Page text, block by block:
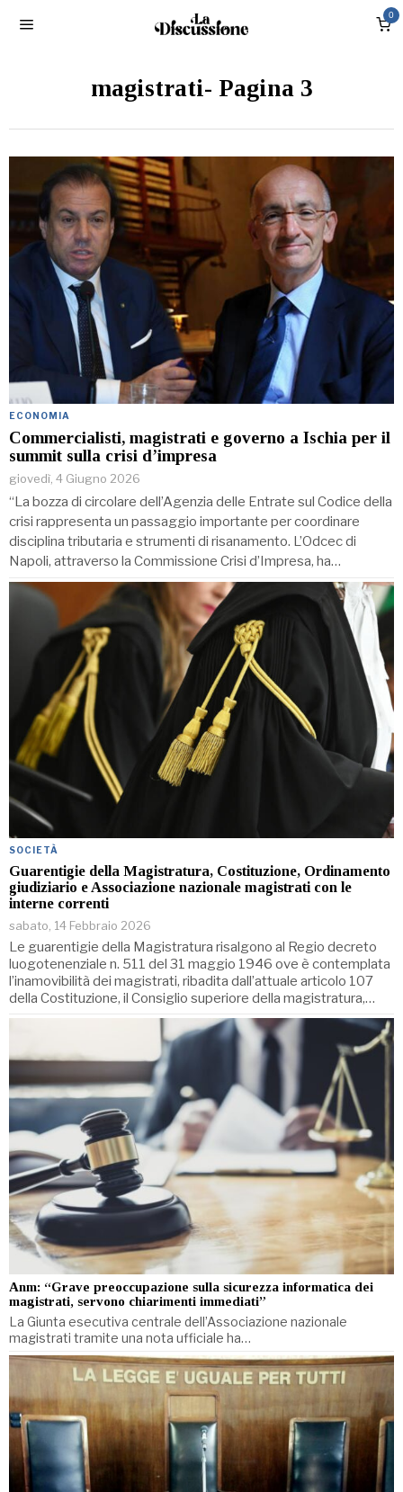
0
magistrati- Pagina 3
ECONOMIA
Commercialisti, magistrati e governo a Ischia per il
summit sulla crisi d’impresa
giovedì, 4 Giugno 2026
“La bozza di circolare dell’Agenzia delle Entrate sul Codice della
crisi rappresenta un passaggio importante per coordinare
disciplina tributaria e strumenti di risanamento. L’Odcec di
Napoli, attraverso la Commissione Crisi d’Impresa, ha…
SOCIETÀ
Guarentigie della Magistratura, Costituzione, Ordinamento
giudiziario e Associazione nazionale magistrati con le
interne correnti
sabato, 14 Febbraio 2026
Le guarentigie della Magistratura risalgono al Regio decreto
luogotenenziale n. 511 del 31 maggio 1946 ove è contemplata
l’inamovibilità dei magistrati, ribadita dall’attuale articolo 107
della Costituzione, il Consiglio superiore della magistratura,…
Anm: “Grave preoccupazione sulla sicurezza informatica dei
magistrati, servono chiarimenti immediati”
La Giunta esecutiva centrale dell’Associazione nazionale
magistrati tramite una nota ufficiale ha…